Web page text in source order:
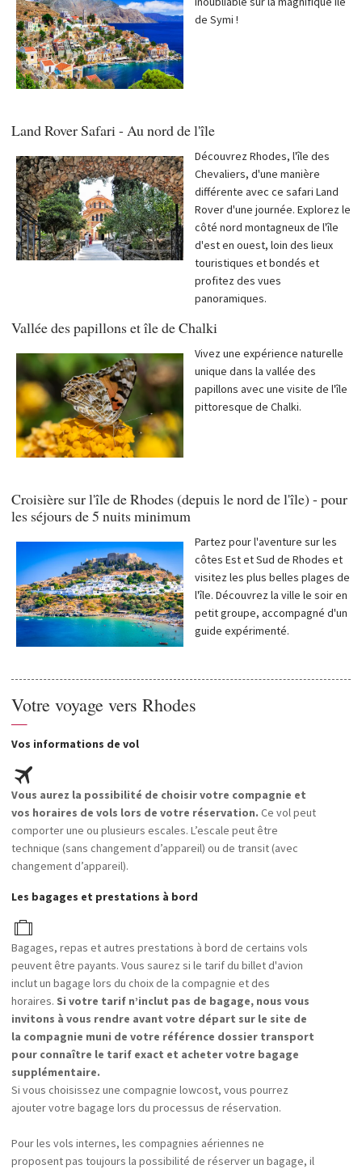
de Symi !
Land Rover Safari - Au nord de l'île
Découvrez Rhodes, l'île des
Chevaliers, d'une manière
différente avec ce safari Land
Rover d'une journée. Explorez le
côté nord montagneux de l'île
d'est en ouest, loin des lieux
touristiques et bondés et
profitez des vues
panoramiques.
Vallée des papillons et île de Chalki
Vivez une expérience naturelle
unique dans la vallée des
papillons avec une visite de l'île
pittoresque de Chalki.
Croisière sur l'île de Rhodes (depuis le nord de l'île) - pour
les séjours de 5 nuits minimum
Partez pour l'aventure sur les
côtes Est et Sud de Rhodes et
visitez les plus belles plages de
l'île. Découvrez la ville le soir en
petit groupe, accompagné d'un
guide expérimenté.
Votre voyage vers Rhodes
—
Vos informations de vol
Vous aurez la possibilité de choisir votre compagnie et
vos horaires de vols lors de votre réservation. Ce vol peut
comporter une ou plusieurs escales. L’escale peut être
technique (sans changement d’appareil) ou de transit (avec
changement d’appareil).
Les bagages et prestations à bord
Bagages, repas et autres prestations à bord de certains vols
peuvent être payants. Vous saurez si le tarif du billet d'avion
inclut un bagage lors du choix de la compagnie et des
horaires. Si votre tarif n’inclut pas de bagage, nous vous
invitons à vous rendre avant votre départ sur le site de
la compagnie muni de votre référence dossier transport
pour connaître le tarif exact et acheter votre bagage
supplémentaire.
Si vous choisissez une compagnie lowcost, vous pourrez
ajouter votre bagage lors du processus de réservation.
Pour les vols internes, les compagnies aériennes ne
proposent pas toujours la possibilité de réserver un bagage, il